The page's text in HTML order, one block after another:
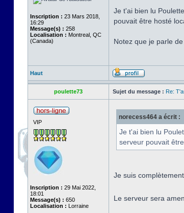
Inscription : 23 Mars 2018,
16:29
Message(s) : 258
Localisation : Montreal, QC
(Canada)
Je t'ai bien lu
pouvait être hosté
Notez que je parle
Haut
poulette73 Sujet du message : Re:
VIP
Inscription : 29 Mai 2022,
18:01
Message(s) : 650
Localisation : Lorraine
norecess464 a écrit :
Je t'ai bien lu
serveur pouvait
Je suis
Le serveur sera